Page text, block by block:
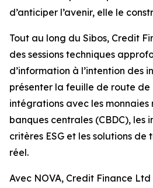
d’anticiper l’avenir, elle le
Tout au long du Sibos, Credit
des sessions techniques
d’information à l’intention des
présenter la feuille de route de
intégrations avec les monnaies
banques centrales (CBDC), les
critères ESG et les solutions de
réel.
Avec NOVA, Credit Finance